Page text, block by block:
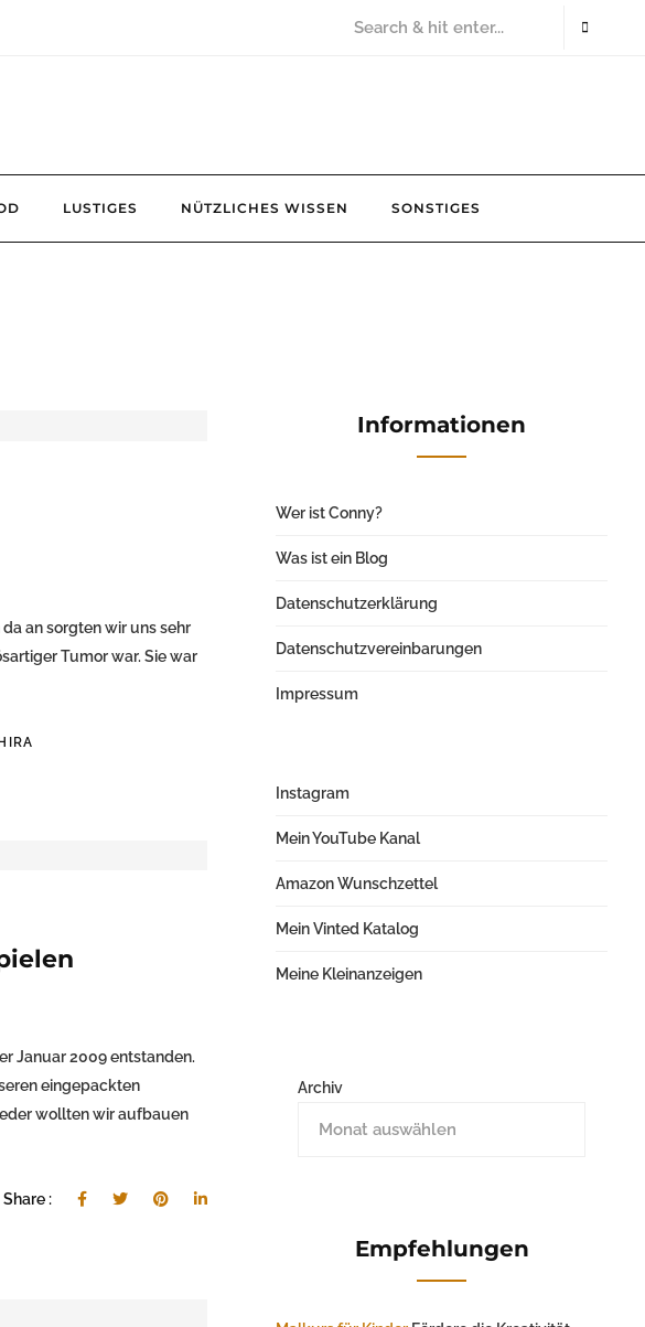
LUSTIGES NÜTZLICHES WISSEN SONSTIGES
an sorgten wir uns sehr
Tumor war. Sie war
Januar 2009 entstanden.
eingepackten
wollten wir aufbauen
Share :
Informationen
Wer ist Conny?
Was ist ein Blog
Datenschutzerklärung
Datenschutzvereinbarungen
Impressum
Instagram
Mein YouTube Kanal
Amazon Wunschzettel
Mein Vinted Katalog
Meine Kleinanzeigen
Archiv
Empfehlungen